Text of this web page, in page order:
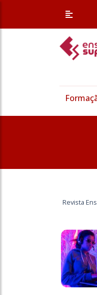
Revista